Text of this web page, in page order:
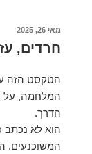
פורסם
מאי 26, 2025
חרדים,
הטקסט הזה
המלחמה, על
הדרך.
הוא לא נכתב
המשוכנעים.